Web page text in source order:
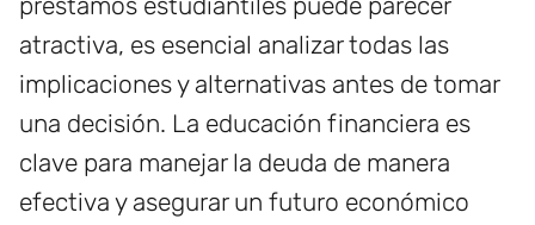
atractiva, es esencial analizar todas las
implicaciones y alternativas antes de tomar
una decisión. La educación financiera es
clave para manejar la deuda de manera
efectiva y asegurar un futuro económico